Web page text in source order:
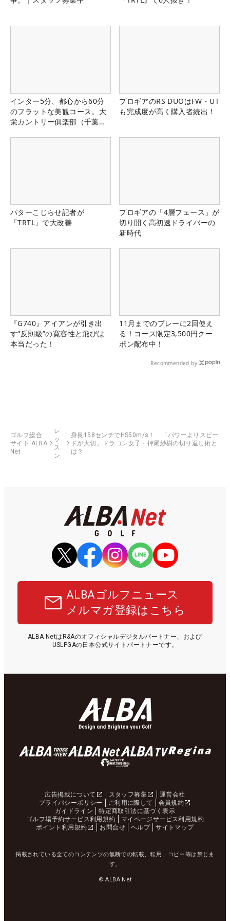
インター5分、都心から60分
のフラットな美観コース。大
栄カントリー俱楽部（千葉
プロギアのRS DUOはFW・UT
も完成度が高く購入者続出！
パターこじらせ記者が
「TRTL」で大改善
プロギアの「4層フェース」が
切り開く高初速ドライバーの
新時代
『G740』アイアンが引き出
す“反則級”の寛容性と飛びは
本当だった！
11月までのプレーに2回使え
る！コース限定3,500円クー
ポン配布中！
Recommended by
ゴルフ総合
サイト ALBA
Net
レ
ッ
ス
ン
身長158センチでHS50m/s！ 「パワーよりスピー
ドが大切」ドラコン女子・押尾紗樹の切り返し術と
は？
ALBAゴルフニュース
メルマガ登録はこちら
ALBA NetはR&Aのオフィシャルデジタルパートナー、および
USLPGAの日本公式サイトパートナーです。
広告掲載について スタッフ募集
運営会社
プライバシーポリシー
ご利用に際して
会員規約
ガイドライン
特定商取引法に基づく表示
ゴルフ場予約サービス利用規約
マイページサービス利用規約
ポイント利用規約
お問合せ ヘルプ サイトマップ
掲載されている全てのコンテンツの無断での転載、転用、コピー等は禁じま
す。
© ALBA Net